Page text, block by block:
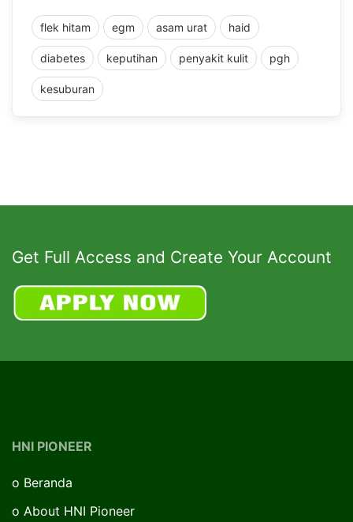
flek hitam egm asam urat haid
diabetes keputihan penyakit kulit pgh
kesuburan
Get Full Access and Create Your Account
HNI PIONEER
o Beranda
o About HNI Pioneer